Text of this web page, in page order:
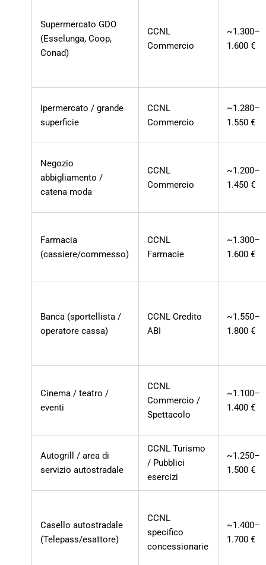
Supermercato GDO
(Esselunga, Coop,
Conad)
CCNL
Commercio
~1.300–
1.600 €
Ipermercato / grande
superficie
CCNL
Commercio
~1.280–
1.550 €
Negozio
abbigliamento /
catena moda
CCNL
Commercio
~1.200–
1.450 €
Farmacia
(cassiere/commesso)
CCNL
Farmacie
~1.300–
1.600 €
Banca (sportellista /
operatore cassa)
CCNL Credito
ABI
~1.550–
1.800 €
Cinema / teatro /
eventi
CCNL
Commercio /
Spettacolo
~1.100–
1.400 €
Autogrill / area di
servizio autostradale
CCNL Turismo
/ Pubblici
esercizi
~1.250–
1.500 €
Casello autostradale
(Telepass/esattore)
CCNL
specifico
concessionarie
~1.400–
1.700 €